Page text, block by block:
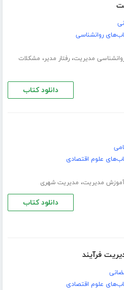
روانشناسی
مدیریت،رفتار مدیر، مشکلات
دانلود کتاب
علوم اقتصادی
مدیریت، مدیریت شهری
دانلود کتاب
علوم اقتصادی